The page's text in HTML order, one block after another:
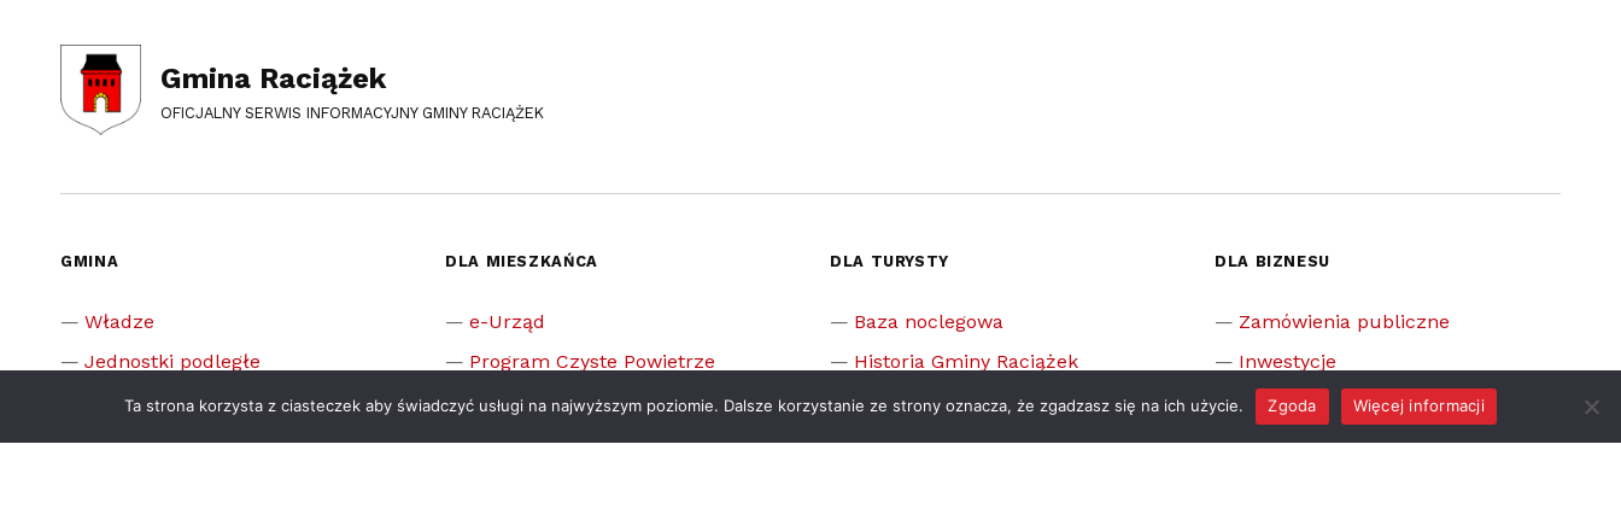
Gmina Raciążek
OFICJALNY SERWIS INFORMACYJNY GMINY RACIĄŻEK
GMINA
Władze
Jednostki podległe
Sołectwa
Ogłoszenia
DLA MIESZKAŃCA
e-Urząd
Program Czyste Powietrze
Załatw sprawę w urzędzie
Stypendia i zasiłki szkolne
DLA TURYSTY
Baza noclegowa
Historia Gminy Raciążek
Zabytki
Muzea
DLA BIZNESU
Zamówienia publiczne
Inwestycje
Rządowy Fundusz Rozwoju Dróg
Ta strona korzysta z ciasteczek aby świadczyć usługi na najwyższym poziomie. Dalsze korzystanie ze strony oznacza, że zgadzasz się na ich użycie. Zgoda Więcej informacji